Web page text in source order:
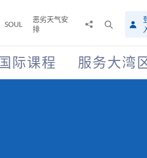
SOUL
恶劣天气安
排
搜
寻
介
面
际课程 服务大湾